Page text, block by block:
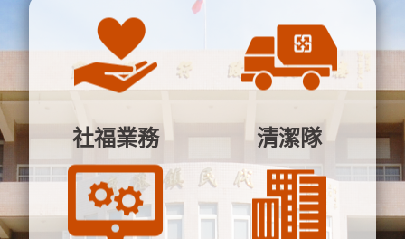
社福業務 清潔隊